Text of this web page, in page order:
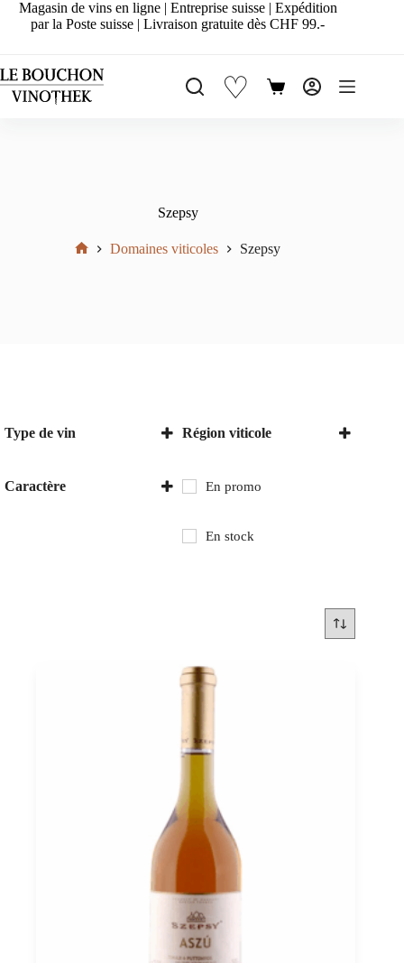
PasserMagasin de vins en ligne | Entreprise suisse | Expédition
par la Poste suisse | Livraison gratuite dès CHF 99.-
♡
Panier
Szepsy
Domaines viticoles Szepsy
Type de vin Région viticole
Caractère En promo
En stock